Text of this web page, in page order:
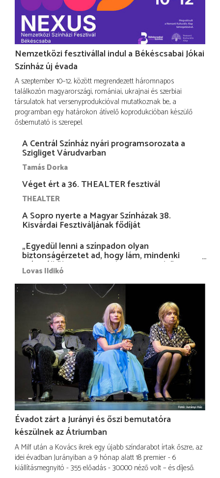
Nemzetközi fesztivállal indul a Békéscsabai Jókai
Színház új évada
A szeptember 10–12. között megrendezett háromnapos
találkozón magyarországi, romániai, ukrajnai és szerbiai
társulatok hat versenyprodukcióval mutatkoznak be, a
programban egy határokon átívelő koprodukcióban készülő
ősbemutató is szerepel.
A Centrál Színház nyári programsorozata a
Szigliget Várudvarban
Tamás Dorka
Véget ért a 36. THEALTER fesztivál
THEALTER
A Sopro nyerte a Magyar Színházak 38.
Kisvárdai Fesztiváljának fődíját
„Egyedül lenni a színpadon olyan
biztonságérzetet ad, hogy lám, mindenki
más nélkül is megvagyok magammal…”
Lovas Ildikó
Évadot zárt a Jurányi és őszi bemutatóra
készülnek az Átriumban
A Milf után a Kovács ikrek egy újabb színdarabot írtak őszre, az
idei évadban Jurányiban a 9 hónap alatt 18 premier - 6
kiállításmegnyitó - 355 előadás - 30.000 néző volt – és díjeső.